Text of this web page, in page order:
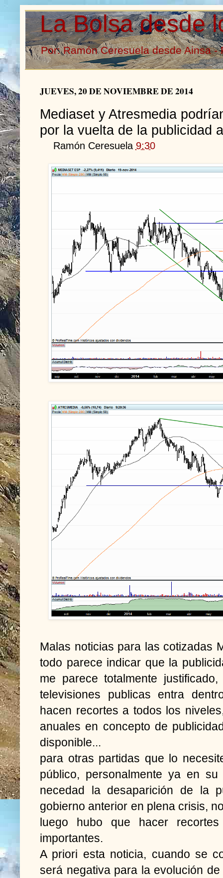
La Bolsa desde
Por: Ramón Ceresuela desde Ainsa -
JUEVES, 20 DE NOVIEMBRE DE 2014
Mediaset y Atresmedia
por la vuelta de la publicidad
Ramón Ceresuela 9:30
Malas noticias para las cotizadas
todo parece indicar que la
me parece totalmente
televisiones publicas entra
hacen recortes a todos los
anuales en concepto de
disponible...
para otras partidas que lo
público, personalmente ya en
necedad la desaparición de la
gobierno anterior en plena crisis,
luego hubo que hacer
importantes.
A priori esta noticia, cuando se
será negativa para la evolución